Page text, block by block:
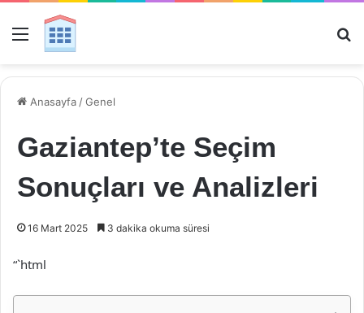
Menü
Anasayfa /Genel
Gaziantep’te Seçim
Sonuçları ve Analizleri
16 Mart 2025 3 dakika okuma süresi
“`html